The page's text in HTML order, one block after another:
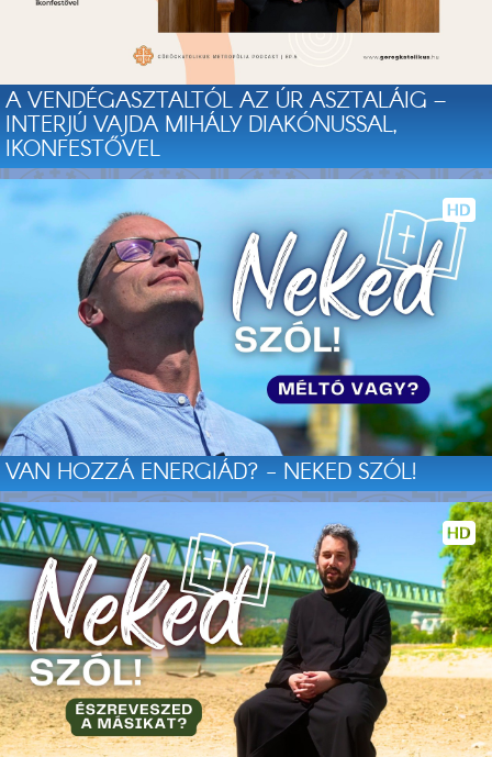
A VENDÉGASZTALTÓL AZ ÚR ASZTALÁIG –
INTERJÚ VAJDA MIHÁLY DIAKÓNUSSAL,
IKONFESTŐVEL
VAN HOZZÁ ENERGIÁD? - NEKED SZÓL!